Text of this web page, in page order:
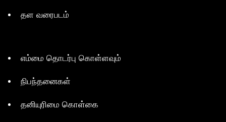
தள வரைபடம்
எம்மை தொடர்பு கொள்ளவும்
நிபந்தனைகள்
தனியுரிமை கொள்கை